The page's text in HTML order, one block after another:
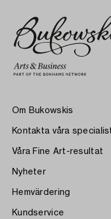
Om Bukowskis
Kontakta våra
Våra Fine Art-resultat
Nyheter
Hemvärdering
Kundservice